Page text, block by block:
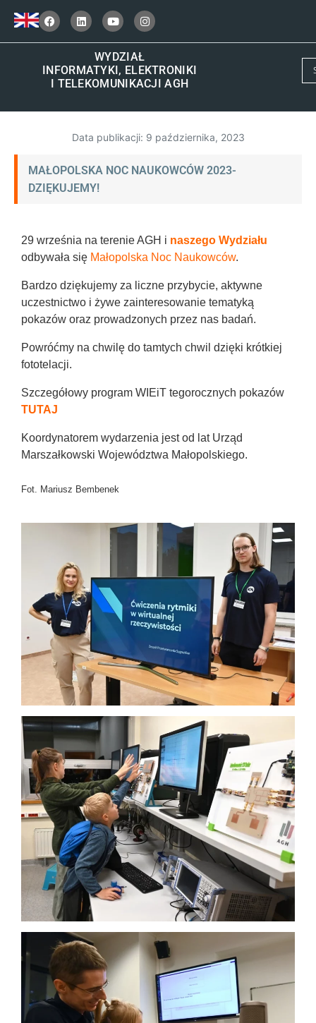
WYDZIAŁ
INFORMATYKI, ELEKTRONIKI
I TELEKOMUNIKACJI AGH
Data publikacji: 9 października, 2023
MAŁOPOLSKA NOC NAUKOWCÓW 2023-
DZIĘKUJEMY!
29 września na terenie AGH i naszego Wydziału
odbywała się Małopolska Noc Naukowców.
Bardzo dziękujemy za liczne przybycie, aktywne
uczestnictwo i żywe zainteresowanie tematyką
pokazów oraz prowadzonych przez nas badań.
Powróćmy na chwilę do tamtych chwil dzięki krótkiej
fototelacji.
Szczegółowy program WIEiT tegorocznych pokazów
TUTAJ
Koordynatorem wydarzenia jest od lat Urząd
Marszałkowski Województwa Małopolskiego.
Fot. Mariusz Bembenek